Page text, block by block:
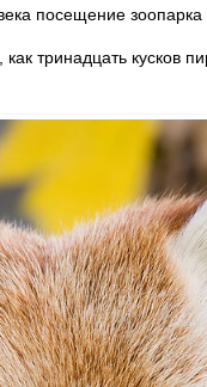
посещение
тринадцать кусков